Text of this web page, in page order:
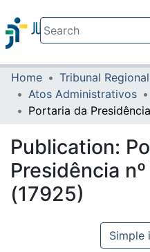
Communities & Collections
All of DSpace
Home
Atos Administrativos
Publication:
Presidência
(17925)
Simple